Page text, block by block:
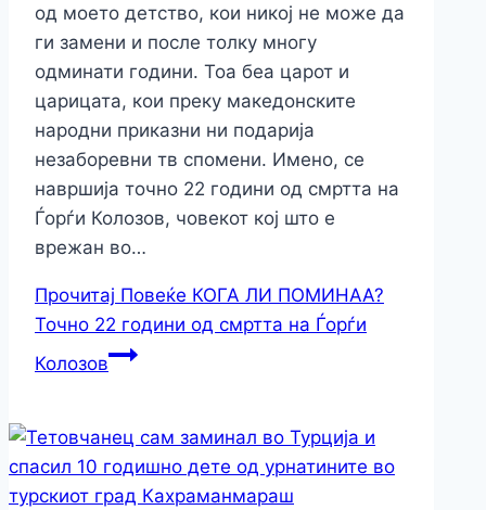
од моето детство, кои никој не може да
ги замени и после толку многу
одминати години. Тоа беа царот и
царицата, кои преку македонските
народни приказни ни подарија
незаборевни тв спомени. Имено, се
навршија точно 22 години од смртта на
Ѓорѓи Колозов, човекот кој што е
врежан во…
Прочитај Повеќе КОГА ЛИ ПОМИНАА?
Точно 22 години од смртта на Ѓорѓи
Колозов